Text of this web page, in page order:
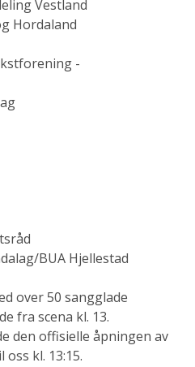
Vestland
Hordaland
-
BUA Hjellestad
over 50 sangglade
fra scena kl. 13.
den offisielle åpningen av
kl. 13:15.